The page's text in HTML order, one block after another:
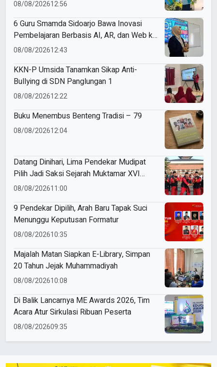
08/08/202612:56
6 Guru Smamda Sidoarjo Bawa Inovasi
Pembelajaran Berbasis AI, AR, dan Web ke
ME Award 2026
08/08/202612:43
KKN-P Umsida Tanamkan Sikap Anti-
Bullying di SDN Panglungan 1
08/08/202612:22
Buku Menembus Benteng Tradisi – 79
08/08/202612:04
Datang Dinihari, Lima Pendekar Mudipat
Pilih Jadi Saksi Sejarah Muktamar XVI
Tapak Suci
08/08/202611:00
9 Pendekar Dipilih, Arah Baru Tapak Suci
Menunggu Keputusan Formatur
08/08/202610:35
Majalah Matan Siapkan E-Library, Simpan
20 Tahun Jejak Muhammadiyah
08/08/202610:08
Di Balik Lancarnya ME Awards 2026, Tim
Acara Atur Sirkulasi Ribuan Peserta
08/08/202609:35